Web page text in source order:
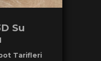
Su
Tarifleri